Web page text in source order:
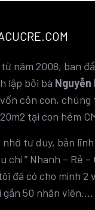
năm 2008, ban
lập bởi bà Nguyễn
cỏn con,
tại con hẻm
nhờ tư duy, bản
chí ” Nhanh – Rẻ
đã có cho mình 2
50 nhân viên….